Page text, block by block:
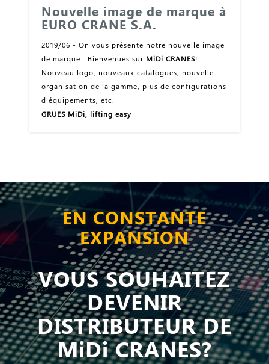
Nouvelle image de marque à
EURO CRANE S.A.
2019/06 - On vous présente notre nouvelle image
de marque : Bienvenues sur MiDi CRANES!
Nouveau logo, nouveaux catalogues, nouvelle
organisation de la gamme, plus de configurations
d'équipements, etc.
GRUES MiDi, lifting easy
EN CONSTANTE
EXPANSION
VOUS SOUHAITEZ
DEVENIR
DISTRIBUTEUR DE
MiDi CRANES?